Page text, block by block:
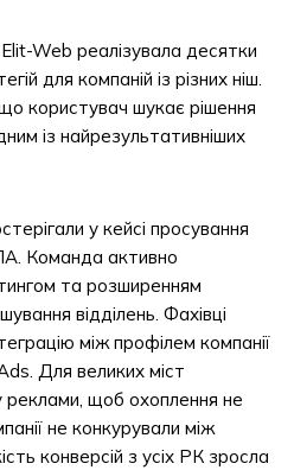
Web реалізувала десятки
для компаній із різних ніш.
користувач шукає рішення
із найрезультативніших
у кейсі просування
Команда активно
та розширенням
відділень. Фахівці
між профілем компанії
Для великих міст
реклами, щоб охоплення не
не конкурували між
конверсій з усіх РК зросла